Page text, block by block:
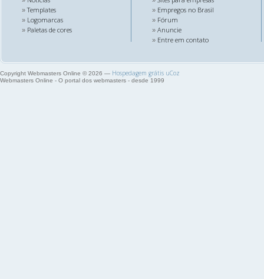
»Templates
» Logomarcas
» Paletas de cores
» Empregos no Brasil
» Fórum
» Anuncie
» Entre em contato
Copyright Webmasters Online © 2026 — Hospedagem grátis uCoz
Webmasters Online - O portal dos webmasters - desde 1999